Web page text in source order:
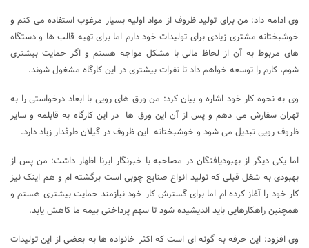
وی ادامه داد: من برای تولید ظروف از مواد اولیه بسیار مرغوب استفاده می کنم و
خوشبختانه مشتری زیادی برای تولیدات خود دارم اما برای تهیه قالب ها و دستگاه
های مربوط به آن از لحاظ مالی با مشکل مواجه هستم و اگر حمایت بیشتری
شوم، کارم را توسعه خواهم داد تا نفرات بیشتری در این کارگاه مشغول شوند.
وی به نحوه کار خود اشاره و بیان کرد: من ورق های رویی با ابعاد درخواستی را به
تهران سفارش می دهم و پس از آن این ورق ها در این کارگاه به قابلمه و سایر
ظروف رویی تبدیل می شود و خوشبختانه این ظروف در گیلان طرفدار زیاد دارد.
اما یکی دیگر از بهبودیافتگان در مصاحبه با خبرنگار ایرنا اظهار داشت: من پس از
بهبودی به شغل قبلی که تولید انواع صنایع چوبی است برگشته ام و هم اینک نیز
کار خود را آغاز کرده ام اما برای گسترش کار خود نیازمند حمایت بیشتری هستم و
همچنین راهکارهایی باید اندیشیده شود تا سهم پرداختی بیمه ما کاهش یابد.
وی افزود: این حرفه به گونه ای است که اکثر خانواده ها به بعضی از این تولیدات